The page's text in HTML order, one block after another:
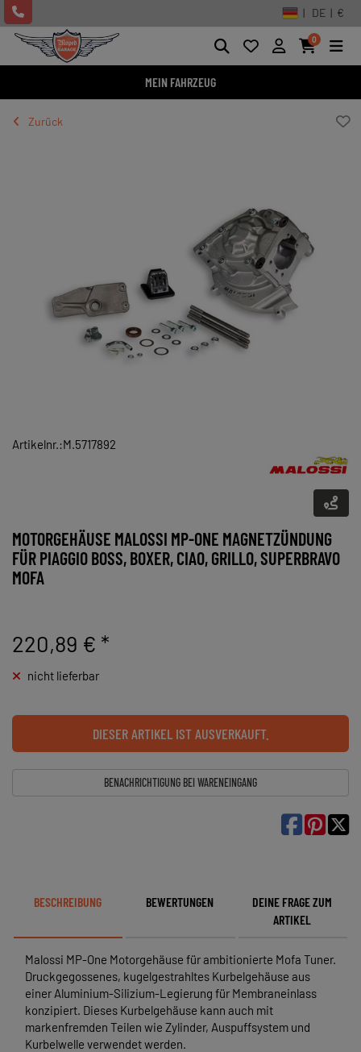
| DE | €
0
MEIN FAHRZEUG
Zurück
Artikelnr.:M.5717892
MOTORGEHÄUSE MALOSSI MP-ONE MAGNETZÜNDUNG
FÜR PIAGGIO BOSS, BOXER, CIAO, GRILLO, SUPERBRAVO
MOFA
220,89 € *
nicht lieferbar
DIESER ARTIKEL IST AUSVERKAUFT.
BENACHRICHTIGUNG BEI WARENEINGANG

BESCHREIBUNG BEWERTUNGEN
DEINE FRAGE ZUM
ARTIKEL
Malossi MP-One Motorgehäuse für ambitionierte Mofa Tuner.
Druckgegossenes, kugelgestrahltes Kurbelgehäuse aus
einer Aluminium-Silizium-Legierung für Membraneinlass
konzipiert. Dieses Kurbelgehäuse kann auch mit
markenfremden Teilen wie Zylinder, Auspuffsystem und
Kurbelwelle verwendet werden.